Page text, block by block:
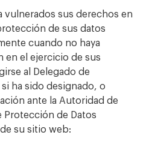
vulnerados sus derechos en
de sus datos
cuando no haya
el ejercicio de sus
al Delegado de
ha sido designado, o
ante la Autoridad de
Protección de Datos
su sitio web: